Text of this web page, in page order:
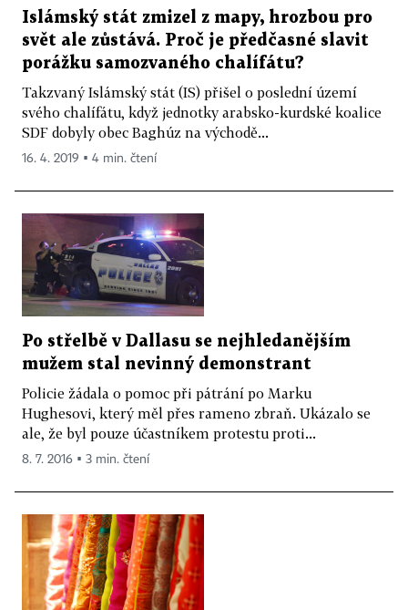
Islámský stát zmizel z mapy, hrozbou pro
svět ale zůstává. Proč je předčasné slavit
porážku samozvaného chalífátu?
Takzvaný Islámský stát (IS) přišel o poslední území
svého chalífátu, když jednotky arabsko-kurdské koalice
SDF dobyly obec Baghúz na východě...
16. 4. 2019 ▪ 4 min. čtení
Po střelbě v Dallasu se nejhledanějším
mužem stal nevinný demonstrant
Policie žádala o pomoc při pátrání po Marku
Hughesovi, který měl přes rameno zbraň. Ukázalo se
ale, že byl pouze účastníkem protestu proti...
8. 7. 2016 ▪ 3 min. čtení